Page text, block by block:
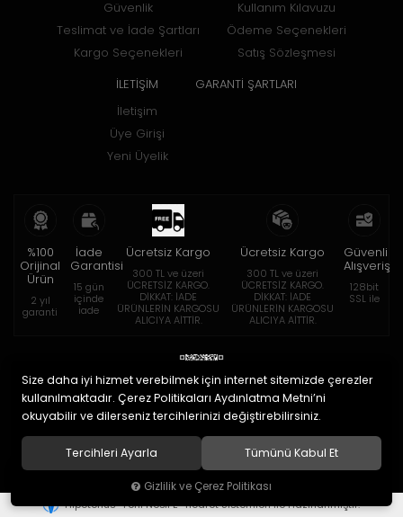
Güvenlik
Teslimat ve İade Şartları
Kargo Seçenekleri
Kullanım Kılavuzu
Ödeme Seçenekleri
Satış Sözleşmesi
İLETİŞİM
İletişim
Üye Girişi
Yeni Üyelik
GARANTİ ŞARTLARI
%100
Orijinal
Ürün
2 yıl
garanti
İade
Garantisi
15 gün
içinde
iade
Ücretsiz Kargo
300 TL ve üzeri
ÜCRETSİZ KARGO.
DİKKAT: İADE
ÜRÜNLERİN KARGOSU
ALICIYA AİTTİR.
Ücretsiz Kargo
300 TL ve üzeri
ÜCRETSİZ KARGO.
DİKKAT: İADE
ÜRÜNLERİN KARGOSU
ALICIYA AİTTİR.
Güvenli
Alışveriş
128bit
SSL ile
Hipotenüs Yeni Nesil E-Ticaret Sistemleri ile Hazırlanmıştır.
Size daha iyi hizmet verebilmek için internet sitemizde çerezler
kullanılmaktadır. Çerez Politikaları Aydınlatma Metni’ni
okuyabilir ve dilerseniz tercihlerinizi değiştirebilirsiniz.
Tercihleri Ayarla Tümünü Kabul Et
Gizlilik ve Çerez Politikası